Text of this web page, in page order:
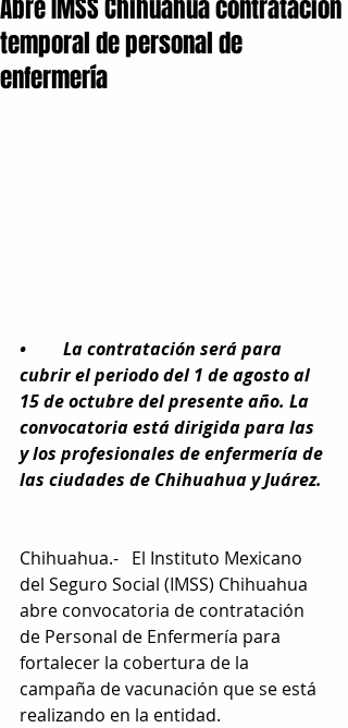
Abre IMSS Chihuahua contratación
temporal de personal de
enfermería
•	La contratación será para
cubrir el periodo del 1 de agosto al
15 de octubre del presente año. La
convocatoria está dirigida para las
y los profesionales de enfermería de
las ciudades de Chihuahua y Juárez.
Chihuahua.-   El Instituto Mexicano
del Seguro Social (IMSS) Chihuahua
abre convocatoria de contratación
de Personal de Enfermería para
fortalecer la cobertura de la
campaña de vacunación que se está
realizando en la entidad.